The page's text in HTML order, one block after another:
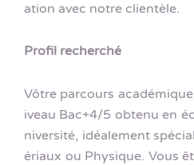
ation avec notre clientèle.
Profil recherché
Vôtre parcours
iveau Bac+4/5 obtenu en
niversité, idéalement
ériaux ou Physique. Vous